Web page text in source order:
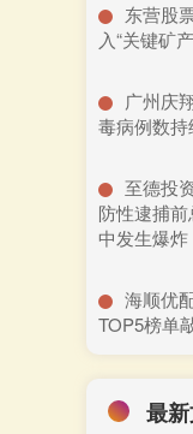
东营股
入“关键矿
广州庆
毒病例数
至德投
防性逮捕
中发生爆炸
海顺优
TOP5榜单
最